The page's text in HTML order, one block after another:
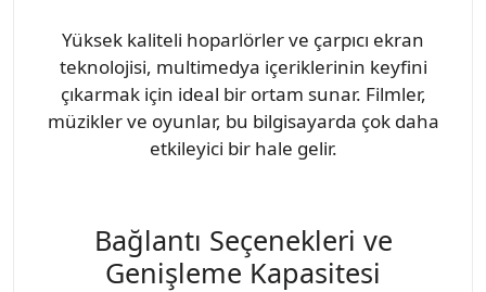
Yüksek kaliteli hoparlörler ve çarpıcı ekran
teknolojisi, multimedya içeriklerinin keyfini
çıkarmak için ideal bir ortam sunar. Filmler,
müzikler ve oyunlar, bu bilgisayarda çok daha
etkileyici bir hale gelir.
Bağlantı Seçenekleri ve
Genişleme Kapasitesi